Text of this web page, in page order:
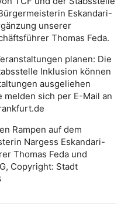
Eskandari-
unserer
Thomas Feda.
planen: Die
Inklusion können
ausgeliehen
sich per E-Mail an
Rampen auf dem
Nargess Eskandari-
Thomas Feda und
Copyright: Stadt